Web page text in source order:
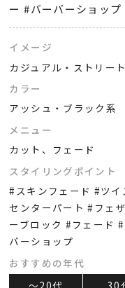
ー #バーバーショップ
イメージ
カジュアル・ストリート
カラー
アッシュ・ブラック系
メニュー
カット、フェード
スタイリングポイント
#スキンフェード #ツ
センターパート #フェ
ーブロック #フェード
バーショップ
おすすめの年代
～20代
30